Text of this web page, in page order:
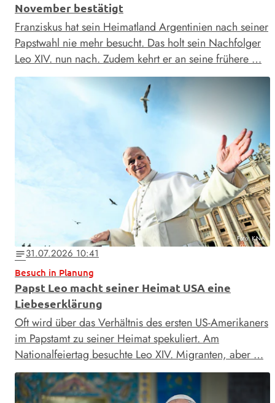
November bestätigt
Franziskus hat sein Heimatland Argentinien nach seiner
Papstwahl nie mehr besucht. Das holt sein Nachfolger
Leo XIV. nun nach. Zudem kehrt er an seine frühere …
Foto: KNA
notes31.07.2026 10:41
Besuch in Planung
Papst Leo macht seiner Heimat USA eine
Liebeserklärung
Oft wird über das Verhältnis des ersten US-Amerikaners
im Papstamt zu seiner Heimat spekuliert. Am
Nationalfeiertag besuchte Leo XIV. Migranten, aber …